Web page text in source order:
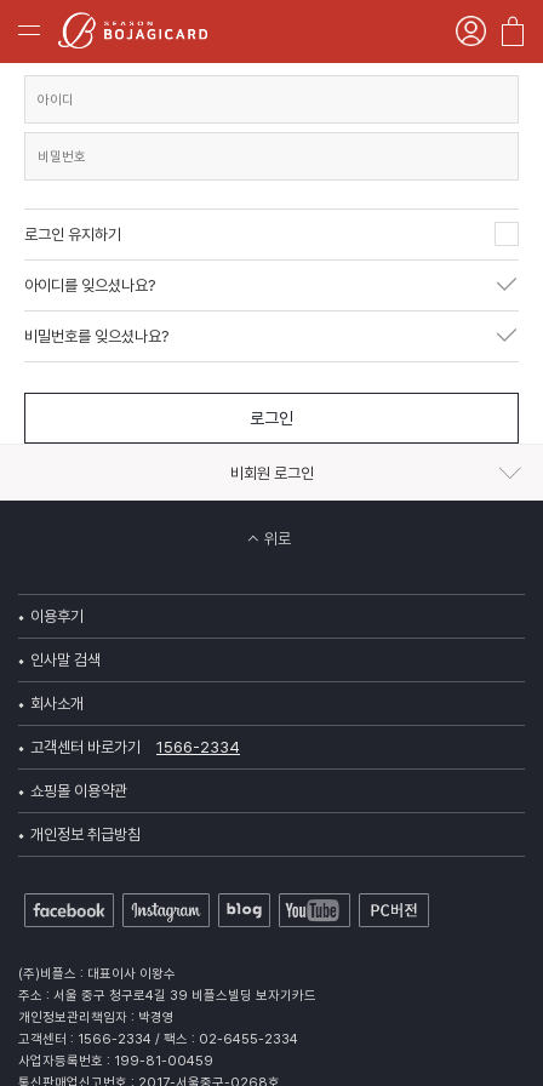
로그인 유지하기
아이디를 잊으셨나요?
비밀번호를 잊으셨나요?
로그인
비회원 로그인
위로
이용후기
인사말 검색
회사소개
고객센터 바로가기 1566-2334
쇼핑몰 이용약관
개인정보 취급방침
(주)비플스 : 대표이사 이왕수
주소 : 서울 중구 청구로4길 39 비플스빌딩 보자기카드
개인정보관리책임자 : 박경영
고객센터 : 1566-2334 / 팩스 : 02-6455-2334
사업자등록번호 : 199-81-00459